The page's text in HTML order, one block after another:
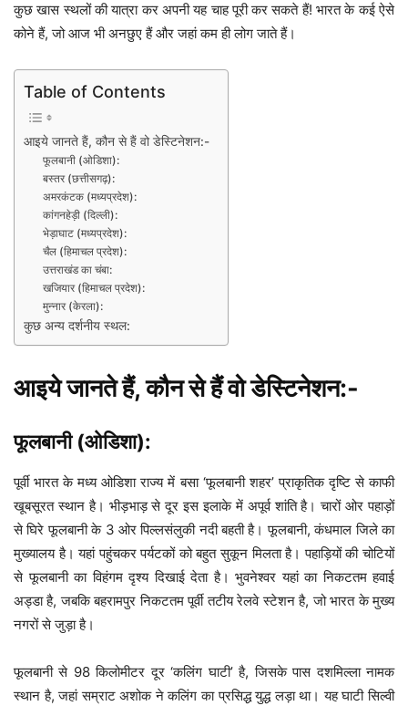
कुछ खास स्थलों की यात्रा कर अपनी यह चाह पूरी कर सकते हैं! भारत के कई ऐसे
कोने हैं, जो आज भी अनछुए हैं और जहां कम ही लोग जाते हैं।
Table of Contents
आइये जानते हैं, कौन से हैं वो डेस्टिनेशन:-
फूलबानी (ओडिशा):
बस्तर (छत्तीसगढ़):
अमरकंटक (मध्यप्रदेश):
कांगनहेड़ी (दिल्ली):
भेड़ाघाट (मध्यप्रदेश):
चैल (हिमाचल प्रदेश):
उत्तराखंड का चंबा:
खजियार (हिमाचल प्रदेश):
मुन्नार (केरला):
कुछ अन्य दर्शनीय स्थल:
आइये जानते हैं, कौन से हैं वो डेस्टिनेशन:-
फूलबानी (ओडिशा):
पूर्वी भारत के मध्य ओडिशा राज्य में बसा ‘फूलबानी शहर’ प्राकृतिक दृष्टि से काफी
खूबसूरत स्थान है। भीड़भाड़ से दूर इस इलाके में अपूर्व शांति है। चारों ओर पहाड़ों
से घिरे फूलबानी के 3 ओर पिल्लसंलुकी नदी बहती है। फूलबानी, कंधमाल जिले का
मुख्यालय है। यहां पहुंचकर पर्यटकों को बहुत सुकून मिलता है। पहाड़ियों की चोटियों
से फूलबानी का विहंगम दृश्य दिखाई देता है। भुवनेश्वर यहां का निकटतम हवाई
अड्डा है, जबकि बहरामपुर निकटतम पूर्वी तटीय रेलवे स्टेशन है, जो भारत के मुख्य
नगरों से जुड़ा है।
फूलबानी से 98 किलोमीटर दूर ‘कलिंग घाटी’ है, जिसके पास दशमिल्ला नामक
स्थान है, जहां सम्राट अशोक ने कलिंग का प्रसिद्ध युद्ध लड़ा था। यह घाटी सिल्वी